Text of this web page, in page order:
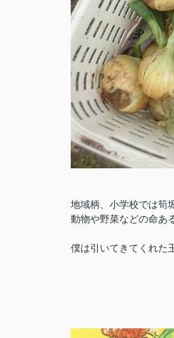
地域柄、小学校では筍
動物や野菜などの命あ
僕は引いてきてくれた